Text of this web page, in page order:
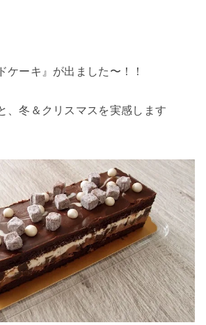
ケーキ』が出ました〜！！
、冬＆クリスマスを実感します